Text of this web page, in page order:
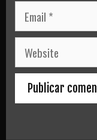
Email
Website